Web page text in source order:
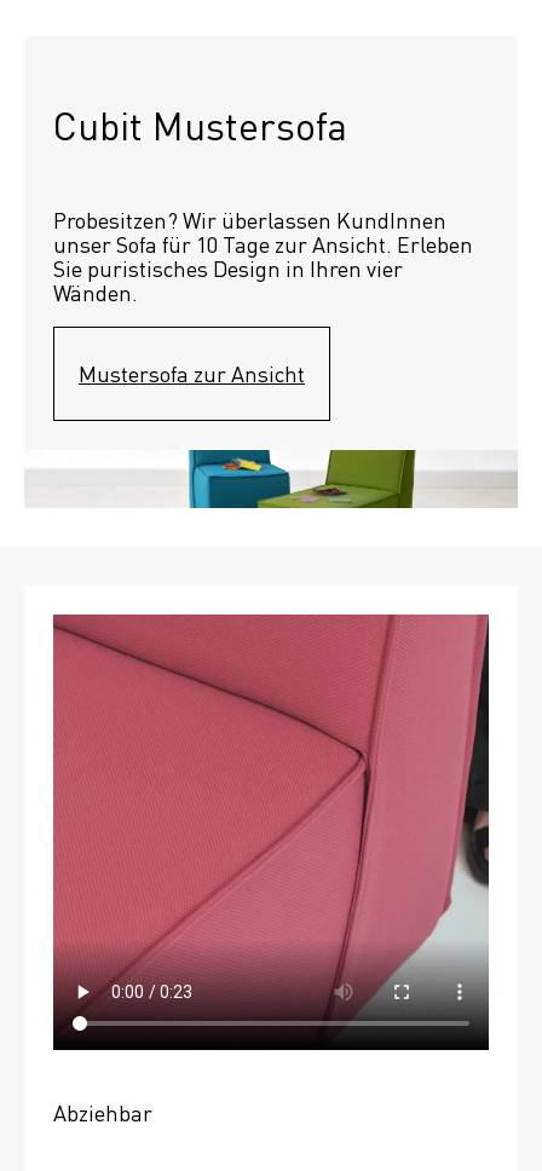
Cubit Mustersofa
Probesitzen? Wir überlassen KundInnen
unser Sofa für 10 Tage zur Ansicht. Erleben
Sie puristisches Design in Ihren vier
Wänden.
Mustersofa zur Ansicht
Abziehbar